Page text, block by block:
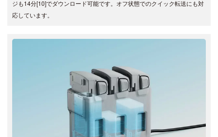
ジも14分[10]でダウンロード可能です。オフ状態でのクイック転送にも対
応しています。